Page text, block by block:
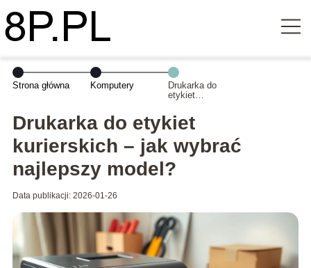
Strona główna Komputery
Drukarka do
etykiet
wybrać
najlepszy
Drukarka do etykiet
kurierskich – jak wybrać
najlepszy model?
Data publikacji: 2026-01-26